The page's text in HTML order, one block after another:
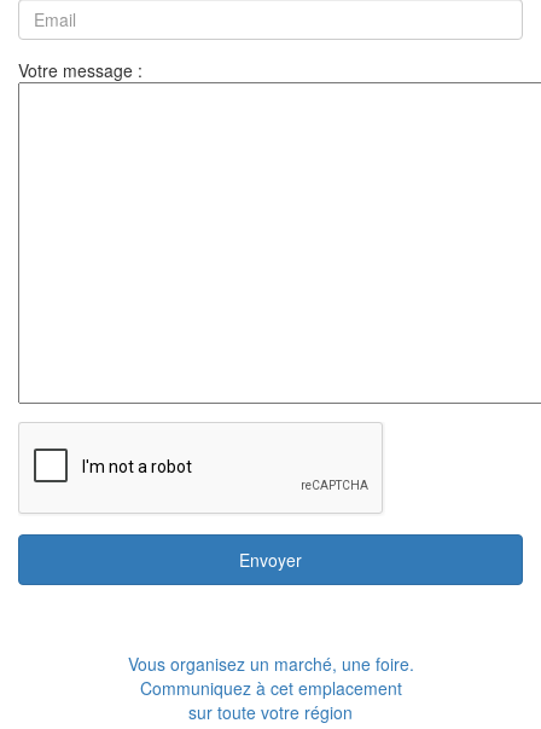
Votre message :
Envoyer
Vous organisez un marché, une foire.
Communiquez à cet emplacement
sur toute votre région